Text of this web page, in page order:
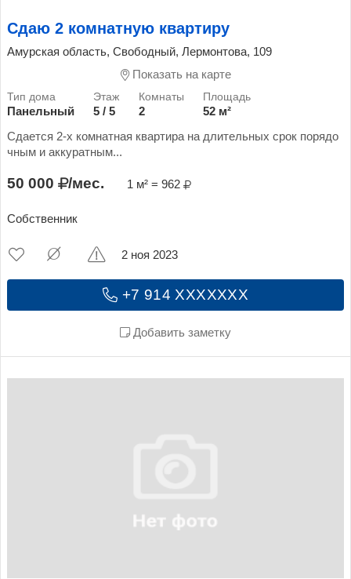
Сдаю 2 комнатную квартиру
Амурская область, Свободный, Лермонтова, 109
Показать на карте
Панельный 5 / 5 2
52 м²
Сдается 2-х комнатная квартира на длительных срок порядо
чным и аккуратным...
50 000 /мес. 1 м² = 962
Собственник
+7 914 XXXXXXX
Добавить заметку
2 ноя 2023